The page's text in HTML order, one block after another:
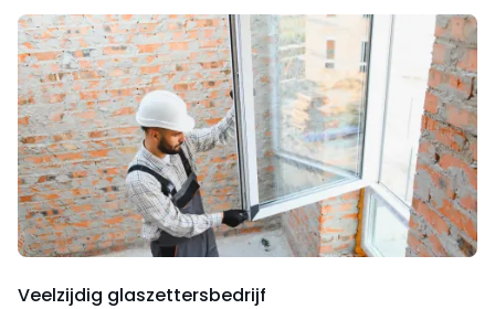
Veelzijdig glaszettersbedrijf